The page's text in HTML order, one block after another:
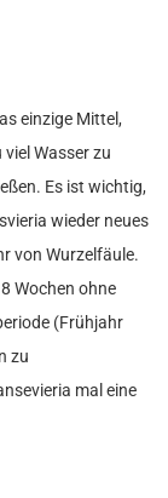
einzige Mittel,
Wasser zu
Es ist wichtig,
wieder neues
von Wurzelfäule.
Wochen ohne
(Frühjahr
zu
mal eine